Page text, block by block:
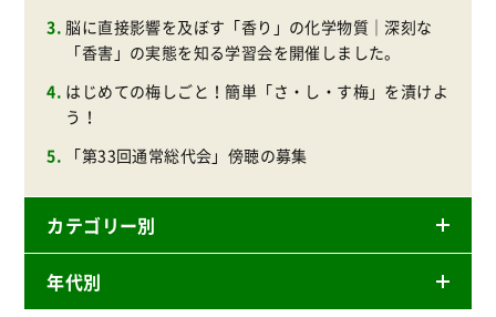
脳に直接影響を及ぼす「香り」の化学物質｜深刻な
「香害」の実態を知る学習会を開催しました。
はじめての梅しごと！簡単「さ・し・す梅」を漬けよ
う！
「第33回通常総代会」傍聴の募集
カテゴリー別
ニュースリリース
年代別